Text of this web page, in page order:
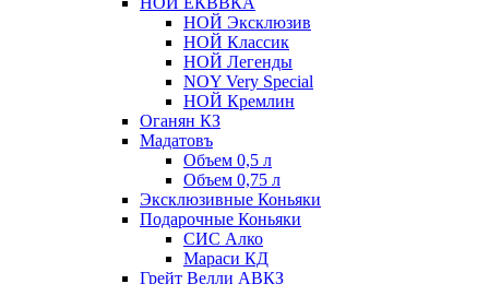
НОЙ Эксклюзив
НОЙ Классик
НОЙ Легенды
NOY Very Speсial
НОЙ Кремлин
Оганян КЗ
Мадатовъ
Объем 0,5 л
Объем 0,75 л
Эксклюзивные Коньяки
Подарочные Коньяки
СИС Алко
Мараси КД
Грейт Велли АВКЗ